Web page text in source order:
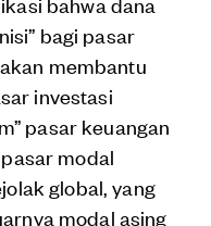
bagi pasar
membantu
investasi
pasar keuangan
modal
global, yang
modal asing